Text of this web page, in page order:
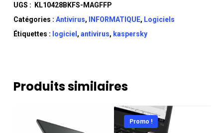
UGS :
KL10428BKFS-MAGFFP
Catégories : Antivirus, INFORMATIQUE, Logiciels
Étiquettes : logiciel , antivirus, kaspersky
Produits similaires
Promo !